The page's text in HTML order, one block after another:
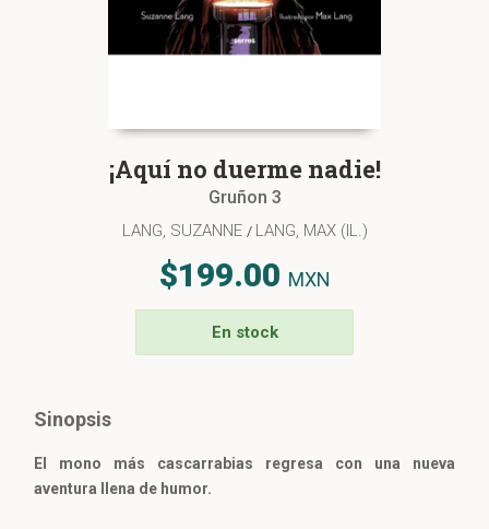
¡Aquí no duerme nadie!
Gruñon 3
LANG, SUZANNE / LANG, MAX (IL.)
$199.00 MXN
En stock
Sinopsis
El mono más cascarrabias regresa con una nueva
aventura llena de humor.